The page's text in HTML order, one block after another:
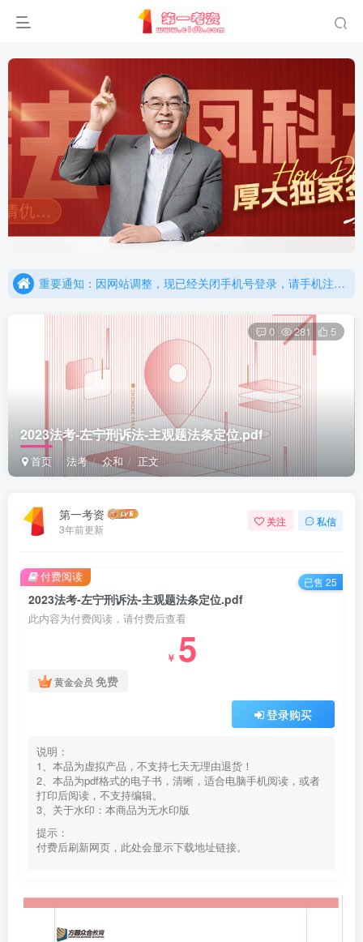
重要通知：因网站调整，现已经关闭手机号登录，请手机注册用户及时添加客服微信（微信号：dykz180），客服会协助将登陆方式更改为邮箱登录！
重要通知：因网站调整，现已经关闭手机号登录，请手机注册用户及时添加客服微信（微信号：dykz180），客服会协助将登陆方式更改为邮箱登录！
2023法考-左宁刑诉法-主观题法条定位.pdf
首页 法考 众和 正文
0 281 5
第一考资
3年前更新
关注 私信
2023法考-左宁刑诉法-主观题法条定位.pdf
此内容为付费阅读，请付费后查看
￥ 5
黄金会员 免费
登录购买
说明：
1、本品为虚拟产品，不支持七天无理由退货！
2、本品为pdf格式的电子书，清晰，适合电脑手机阅读，或者
打印后阅读，不支持编辑。
3、关于水印：本商品为无水印版
提示：
付费后刷新网页，此处会显示下载地址链接。
付费阅读 已售 25